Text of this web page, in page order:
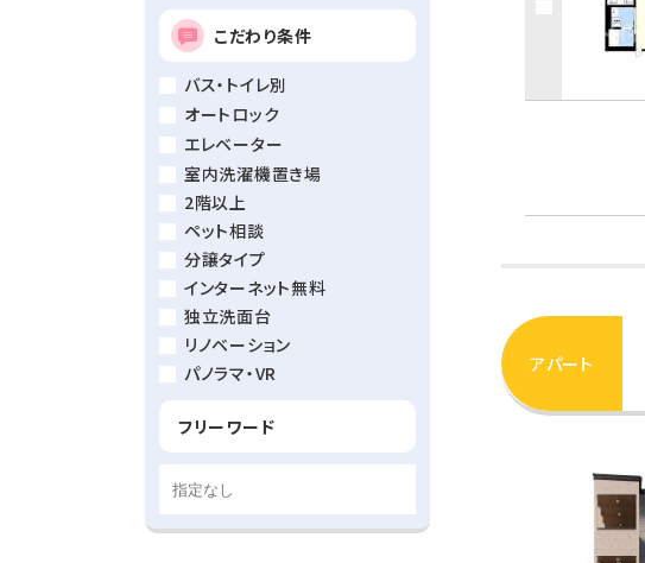
こだわり条件
バス・トイレ別
オートロック
エレベーター
室内洗濯機置き場
2階以上
ペット相談
分譲タイプ
インターネット無料
独立洗面台
リノベーション
パノラマ・VR
フリーワード
アパート